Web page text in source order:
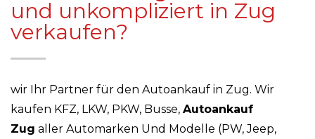
und unkompliziert in Zug
verkaufen?
wir Ihr Partner für den Autoankauf in Zug. Wir
kaufen KFZ, LKW, PKW, Busse, Autoankauf
Zug aller Automarken Und Modelle (PW, Jeep,